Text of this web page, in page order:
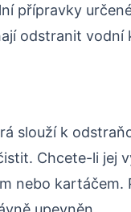
přípravky
odstranit vodní
slouží k
Chcete-li jej
nebo kartáčem.